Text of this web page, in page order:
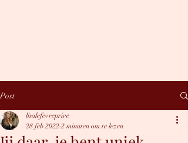
Post
lisalefevreprive
28 feb 2022 2 minuten om te lezen